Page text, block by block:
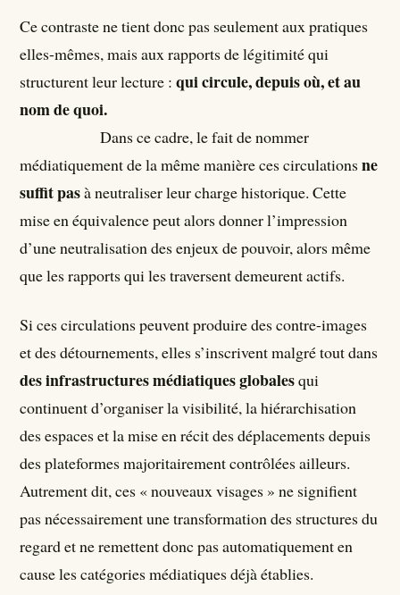
Ce contraste ne tient donc pas seulement aux pratiques
elles-mêmes, mais aux rapports de légitimité qui
structurent leur lecture :qui circule, depuis où, et au
nom de quoi.
Dans ce cadre, le fait de nommer
médiatiquement de la même manière ces circulationsne
suffit pasà neutraliser leur charge historique. Cette
mise en équivalence peut alors donner l’impression
d’une neutralisation des enjeux de pouvoir, alors même
que les rapports qui les traversent demeurent actifs.
Si ces circulations peuvent produire des contre-images
et des détournements, elles s’inscrivent malgré tout dans
des infrastructures médiatiques globalesqui
continuent d’organiser la visibilité, la hiérarchisation
des espaces et la mise en récit des déplacements depuis
des plateformes majoritairement contrôlées ailleurs.
Autrement dit, ces « nouveaux visages » ne signifient
pas nécessairement une transformation des structures du
regard et ne remettent donc pas automatiquement en
cause les catégories médiatiques déjà établies.